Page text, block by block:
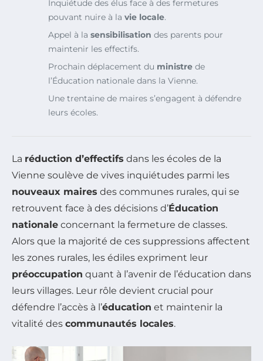
Inquiétude des élus face à des fermetures
pouvant nuire à la vie locale.
Appel à la sensibilisation des parents pour
maintenir les effectifs.
Prochain déplacement du ministre de
l’Éducation nationale dans la Vienne.
Une trentaine de maires s’engagent à défendre
leurs écoles.
La réduction d’effectifs dans les écoles de la
Vienne soulève de vives inquiétudes parmi les
nouveaux maires des communes rurales, qui se
retrouvent face à des décisions d’Éducation
nationale concernant la fermeture de classes.
Alors que la majorité de ces suppressions affectent
les zones rurales, les édiles expriment leur
préoccupation quant à l’avenir de l’éducation dans
leurs villages. Leur rôle devient crucial pour
défendre l’accès à l’éducation et maintenir la
vitalité des communautés locales.